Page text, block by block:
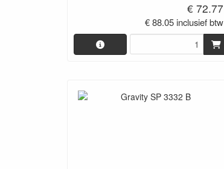
€ 72.77
€ 88.05 inclusief btw